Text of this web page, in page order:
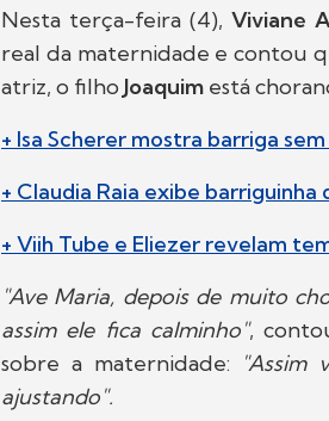
Nesta terça-feira (4),Viviane
real da maternidade e contou
atriz, o filho Joaquim está
+ Isa Scherer mostra barriga
+ Claudia Raia exibe
+ Viih Tube e Eliezer revelam
"Ave Maria, depois de muito
assim ele fica calminho",
sobre a maternidade: "Assim
ajustando".